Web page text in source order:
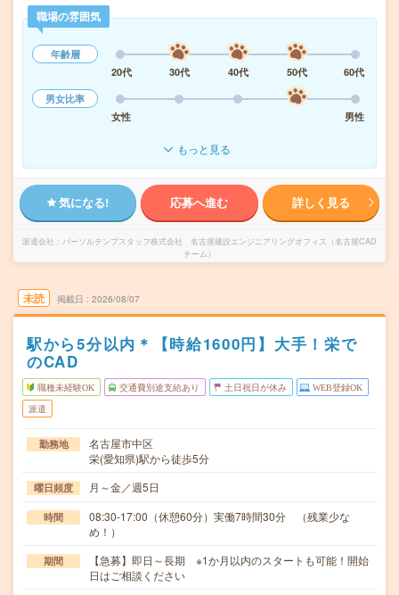
職場の雰囲気
年齢層
20代
30代 40代 50代
60代
男女比率
女性
男性
もっと見る
気になる! 応募へ進む 詳しく見る
派遣会社
パーソルテンプスタッフ株式会社 名古屋建設エンジニアリングオフィス（名古屋CAD
チーム）
未読 掲載日 2026/08/07
駅から5分以内＊【時給1600円】大手！栄で
のCAD
職種未経験OK 交通費別途支給あり 土日祝日が休み WEB登録OK
派遣
勤務地
名古屋市中区
栄(愛知県)駅から徒歩5分
曜日頻度 月～金／週5日
時間
08:30-17:00（休憩60分）実働7時間30分 （残業少な
め！）
期間
【急募】即日～長期 ※1か月以内のスタートも可能！開始
日はご相談ください